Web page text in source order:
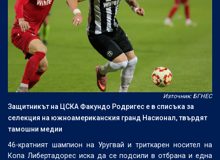
Източник: БГНЕС
Защитникът на ЦСКА Факундо Родригес е в списъка за
селекция на южноамериканския гранд Насионал, твърдят
тамошни медии
46-кратният шампион на Уругвай и триткарен носител на
Копа Либертадорес иска да се подсили в отбрана и една